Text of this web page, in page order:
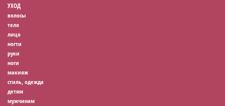
УХОД
волосы
тело
лицо
ногти
руки
ноги
макияж
стиль, одежда
детям
мужчинам